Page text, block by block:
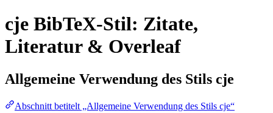
cje BibTeX-Stil: Zitate,
Literatur & Overleaf
Allgemeine Verwendung des Stils cje
Abschnitt betitelt „Allgemeine Verwendung des Stils cje“